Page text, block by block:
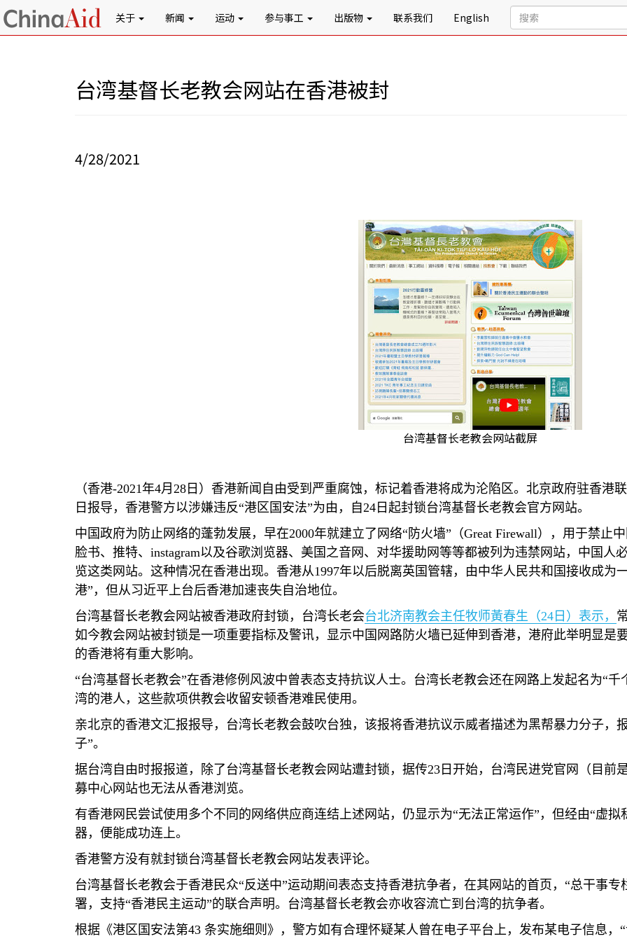
关于 新闻 运动 参与事工 出版物 联系我们 English
台湾基督长老教会网站在香港被封
4/28/2021
台湾基督长老教会网站截屏
（香港-2021年4月 28 日）香港新闻自由受到严重腐蚀，标记着香港将成为沦陷区。北京政府驻香港
日报导，香港警方以涉嫌违反“港区国安法”为由，自 24 日起封锁台湾基督长老教会官方网站。
中国政府为防止网络的蓬勃发展，早在2000年就建立了网络“防火墙” （Great Firewall），用于禁止
脸书、推特、 instagram以及谷歌浏览器、美国之音网、对华援助网等等都被列为违禁网站，中国人
览这类网站。这种情况在香港出现。香港从1997年以后脱离英国管辖，由中华人民共和国接收成为
港” ，但从习近平上台后香港加速丧失自治地位。
台湾基督长老教会网站被香港政府封锁 ，台湾长老会台北济南教会主任牧师黃春生（24 日）表示，
如今教会网站被封锁是一项重要指标及警讯，显示中国网路防火墙已延伸到香港，港府此举明显是
的香港将有重大影响。
“台湾基督长老教会”在香港修例风波中曾表态支持抗议人士。台湾长老教会还在网路上发起名为“千
湾的港人，这些款项供教会收留安顿香港难民使用。
亲北京的香港文汇报报导，台湾长老教会鼓吹台独，该报将香港抗议示威者描述为黑帮暴力分子，
子”。
据台湾自由时报报道，除了台湾基督长老教会网站遭封锁，据传23 日开始，台湾民进党官网（目前
募中心网站也无法从香港浏览。
有香港网民尝试使用多个不同的网络供应商连结上述网站，仍显示为“无法正常运作” ，但经由“虚拟
器，便能成功连上。
香港警方没有就封锁台湾基督长老教会网站发表评论。
台湾基督长老教会于香港民众“反送中”运动期间表态支持香港抗争者，在其网站的首页， “总干事专
署，支持“香港民主运动”的联合声明。台湾基督长老教会亦收容流亡到台湾的抗争者。
根据《港区国安法第43 条实施细则》，警方如有合理怀疑某人曾在电子平台上，发布某电子信息， “